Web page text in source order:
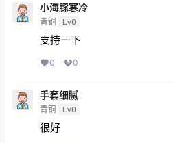
小海豚寒冷
青铜 Lv0
支持一下
0 0
手套细腻
青铜 Lv0
很好